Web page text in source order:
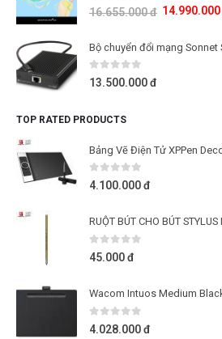
0 out of 5
16.655.000đ 14.990.000
0out of 5
13.500.000đ
TOP RATED PRODUCTS
0 out of 5
4.100.000đ
RUỘT BÚT CHO BÚT
0out of 5
45.000đ
Wacom Intuos Medium
0 out of 5
4.028.000đ